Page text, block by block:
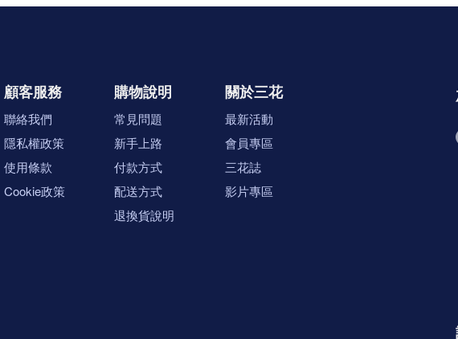
顧客服務
聯絡我們
隱私權政策
使用條款
Cookie政策
購物說明
常見問題
新手上路
付款方式
配送方式
退換貨說明
關於三花
最新活動
會員專區
三花誌
影片專區